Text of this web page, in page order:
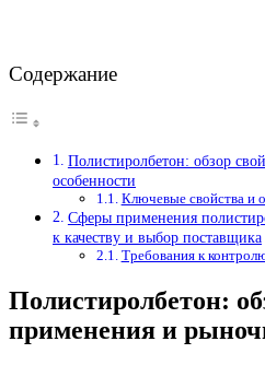
Содержание
Полистиролбетон: обзор
особенности
Ключевые свойства и
Сферы применения
к качеству и выбор поставщика
Требования к
Полистиролбетон:
применения и